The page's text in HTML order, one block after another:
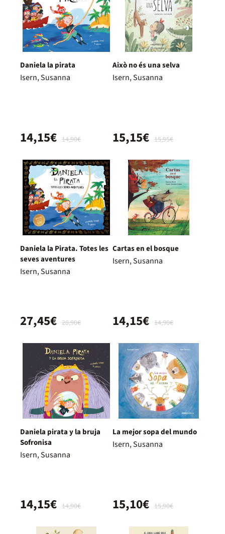
Daniela la pirata
Isern, Susanna
14,90€
14,15€
Això no és una selva
Isern, Susanna
15,95€
15,15€
Daniela la Pirata. Totes les
seves aventures
Isern, Susanna
28,90€
27,45€
Cartas en el bosque
Isern, Susanna
14,90€
14,15€
Daniela pirata y la bruja
Sofronisa
Isern, Susanna
14,90€
14,15€
La mejor sopa del mundo
Isern, Susanna
15,90€
15,10€